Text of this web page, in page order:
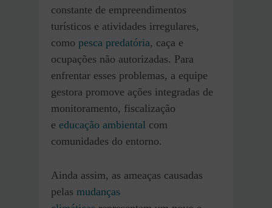
constante de empreendimentos
turísticos e atividades irregulares,
como pesca predatória, caça e
ocupações não autorizadas. Para
enfrentar esses problemas, a equipe
gestora promove ações integradas de
monitoramento, fiscalização
e educação ambiental com
comunidades do entorno.
Ainda assim, as ameaças causadas
pelas mudanças